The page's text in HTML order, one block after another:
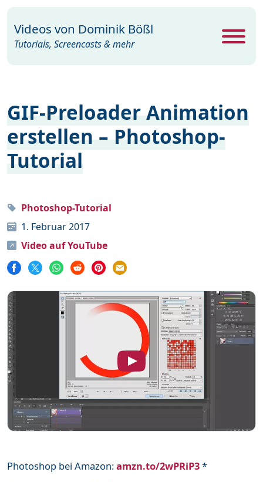
GIF-Preloader Animation
erstellen – Photoshop-
Tutorial
Photoshop-Tutorial
1. Februar 2017
Video auf YouTube
Photoshop bei Amazon:amzn.to/2wPRiP3*
Videos von Dominik Bößl
Tutorials, Screencasts & mehr
Excel
Photoshop
PowerPoint
Programme
Webdesign
Word
Mehr über mich
Häufige Fragen
Impressum & Datenschutz